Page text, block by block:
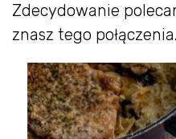
Zdecydowanie
znasz tego połączenia.